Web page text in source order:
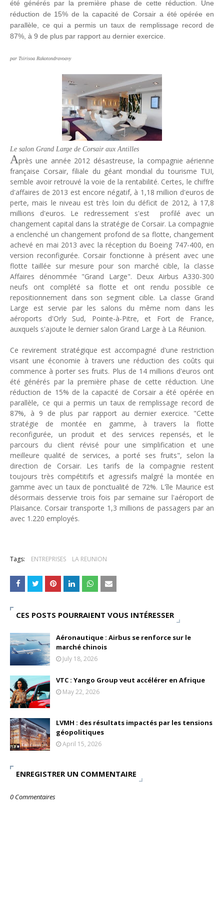
Unknown-
Jul 13 2026
Intelligence artificielle : le "Sud global" joue sa partition
Unknown
-
Chine : des investissements à l'étranger plus encadrés
Unknown-Jun 27 2026
Pays du Golfe : nouveau paradigme, nouvelles priorités
Unknown - Jun 22 2026
Neutralité carbone : les "Iles Vanille" poussent leurs pions
Unknown-Jun 18 2026
Rendez-vous golfique : Mazagan joue sa carte
Unknown-Jun 11 2026
Course à l'IA : Meta envisage une importante levée de fonds
Unknown -Jun 06 2026
Banques centrales : indépendantes jusqu'où ?
VTC : Yango Group veut accélérer en Afrique
Unknown -May 22 2026
Marques françaises : Chanel aux sommets de la
Tsirisoa Edition-May 13 2026
Art et médias sociaux : à l'ère de la "présence ciblée"
Unknown-May 09 2026
Tourisme : l'Afrique fait le pari du luxe et de la durabilité
Unknown- May 03 2026
Economie : quand le roi dollar grince
Unknown-Apr 26 2026
Industrie musicale : zoom sur la stratégie de Céline Dion
Unknown -Apr 19 2026
Le cours de l'or au plus haut depuis juin 2026
Tsirisoa Edition
été générés par la première phase de cette réduction. Une
réduction de 15% de la capacité de Corsair a été opérée en
parallèle, ce qui a permis un taux de remplissage record de
87%, à 9 de plus par rapport au dernier exercice.
par Tsirisoa Rakotondravoavy
Le salon Grand Large de Corsair aux Antilles
Après une année 2012 désastreuse, la compagnie aérienne
française Corsair, filiale du géant mondial du tourisme TUI,
semble avoir retrouvé la voie de la rentabilité. Certes, le chiffre
d'affaires de 2013 est encore négatif, à 1,18 million d'euros de
perte, mais le niveau est très loin du déficit de 2012, à 17,8
millions d'euros. Le redressement s'est profilé avec un
changement capital dans la stratégie de Corsair. La compagnie
a enclenché un changement profond de sa flotte, changement
achevé en mai 2013 avec la réception du Boeing 747-400, en
version reconfigurée. Corsair fonctionne à présent avec une
flotte taillée sur mesure pour son marché cible, la classe
Affaires dénommée "Grand Large". Deux Airbus A330-300
neufs ont complété sa flotte et ont rendu possible ce
repositionnement dans son segment cible. La classe Grand
Large est servie par les salons du même nom dans les
aéroports d'Orly Sud, Pointe-à-Pitre, et Fort de France,
auxquels s'ajoute le dernier salon Grand Large à La Réunion.
Ce revirement stratégique est accompagné d'une restriction
visant une économie à travers une réduction des coûts qui
commence à porter ses fruits. Plus de 14 millions d'euros ont
été générés par la première phase de cette réduction. Une
réduction de 15% de la capacité de Corsair a été opérée en
parallèle, ce qui a permis un taux de remplissage record de
87%, à 9 de plus par rapport au dernier exercice. "Cette
stratégie de montée en gamme, à travers la flotte
reconfigurée, un produit et des services repensés, et le
parcours du client révisé pour une simplification et une
meilleure qualité de services, a porté ses fruits", selon la
direction de Corsair. Les tarifs de la compagnie restent
toujours très compétitifs et agressifs malgré la montée en
gamme avec un taux de ponctualité de 72%. L'île Maurice est
désormais desservie trois fois par semaine sur l'aéroport de
Plaisance. Corsair transporte 1,3 millions de passagers par an
avec 1.220 employés.
Tags: ENTREPRISES LA REUNION
CES POSTS POURRAIENT VOUS INTÉRESSER
Aéronautique : Airbus se renforce sur le
marché chinois
July 18, 2026
VTC : Yango Group veut accélérer en Afrique
May 22, 2026
LVMH : des résultats impactés par les tensions
géopolitiques
April 15, 2026
ENREGISTRER UN COMMENTAIRE
0 Commentaires